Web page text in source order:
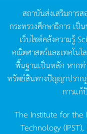
สถาบันส่งเสริมการ
กระทรวงศึกษาธิการ เป็
เว็บไซต์คลังความรู้
คณิตศาสตร์และเทคโน
พื้นฐานเป็นหลัก หากท่
ทรัพย์สินทางปัญญาปราก
การแก้
The Institute for the
Technology